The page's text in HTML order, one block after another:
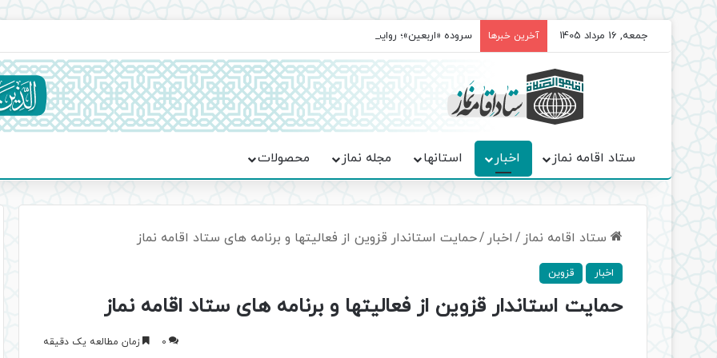
جمعه, 16 مرداد 1405 آخرین خبرها سروده‌ «اربعین»؛ روایت حماسه، استقامت و تمدن‌سازی امت اسلامی
ستاد اقامه نماز اخبار استانها مجله نماز محصولات
ستاد اقامه نماز / اخبار /حمایت استاندار قزوین از فعالیتها و برنامه های ستاد اقامه نماز
اخبار قزوین
حمایت استاندار قزوین از فعالیتها و برنامه های ستاد اقامه نماز
0 زمان مطالعه یک دقیقه